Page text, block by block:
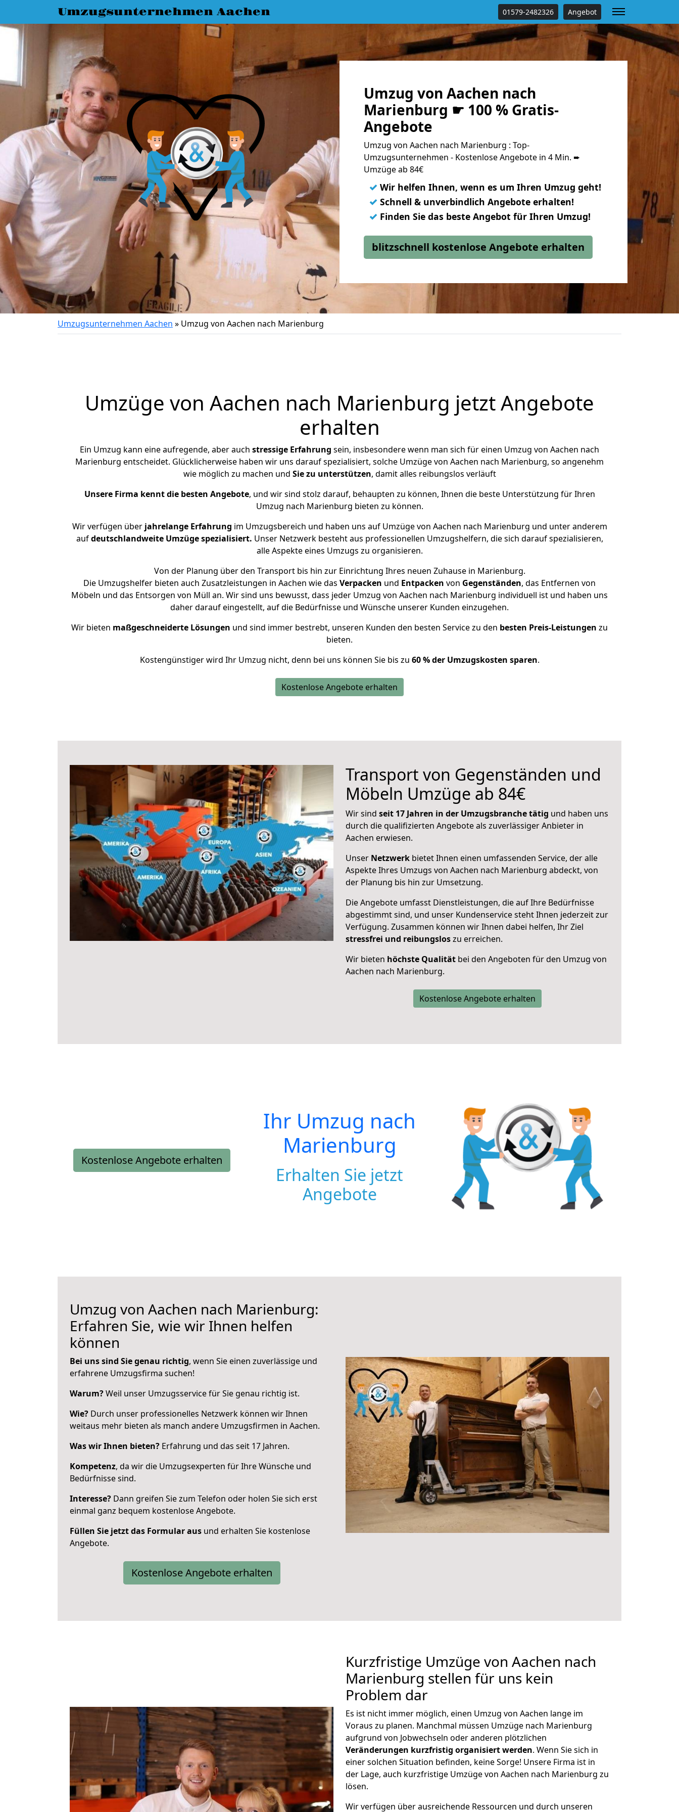
Umzugsunternehmen Aachen 01579-2482326 Angebot
Umzug von Aachen nach
Marienburg ☛ 100 % Gratis-
Angebote
Umzug von Aachen nach Marienburg : Top-
Umzugsunternehmen - Kostenlose Angebote in 4 Min. ➨
Umzüge ab 84€
✓ Wir helfen Ihnen, wenn es um Ihren Umzug geht!
✓ Schnell & unverbindlich Angebote erhalten!
✓ Finden Sie das beste Angebot für Ihren Umzug!
blitzschnell kostenlose Angebote erhalten
Umzugsunternehmen Aachen » Umzug von Aachen nach Marienburg
Umzüge von Aachen nach Marienburg jetzt Angebote
erhalten
Ein Umzug kann eine aufregende, aber auch stressige Erfahrung sein, insbesondere wenn man sich für einen Umzug von Aachen nach
Marienburg entscheidet. Glücklicherweise haben wir uns darauf spezialisiert, solche Umzüge von Aachen nach Marienburg, so angenehm
wie möglich zu machen und Sie zu unterstützen, damit alles reibungslos verläuft
Unsere Firma kennt die besten Angebote, und wir sind stolz darauf, behaupten zu können, Ihnen die beste Unterstützung für Ihren
Umzug nach Marienburg bieten zu können.
Wir verfügen überjahrelange Erfahrung im Umzugsbereich und haben uns auf Umzüge von Aachen nach Marienburg und unter anderem
aufdeutschlandweite Umzüge spezialisiert. Unser Netzwerk besteht aus professionellen Umzugshelfern, die sich darauf spezialisieren,
alle Aspekte eines Umzugs zu organisieren.
Von der Planung über den Transport bis hin zur Einrichtung Ihres neuen Zuhause in Marienburg.
Die Umzugshelfer bieten auch Zusatzleistungen in Aachen wie das Verpacken und Entpacken von Gegenständen, das Entfernen von
Möbeln und das Entsorgen von Müll an. Wir sind uns bewusst, dass jeder Umzug von Aachen nach Marienburg individuell ist und haben uns
daher darauf eingestellt, auf die Bedürfnisse und Wünsche unserer Kunden einzugehen.
Wir bieten maßgeschneiderte Lösungen und sind immer bestrebt, unseren Kunden den besten Service zu den besten Preis-Leistungen zu
bieten.
Kostengünstiger wird Ihr Umzug nicht, denn bei uns können Sie bis zu 60 % der Umzugskosten sparen.
Kostenlose Angebote erhalten
Transport von Gegenständen und
Möbeln Umzüge ab 84€
Wir sind seit 17 Jahren in der Umzugsbranche tätig und haben uns
durch die qualifizierten Angebote als zuverlässiger Anbieter in
Aachen erwiesen.
Unser Netzwerk bietet Ihnen einen umfassenden Service, der alle
Aspekte Ihres Umzugs von Aachen nach Marienburg abdeckt, von
der Planung bis hin zur Umsetzung.
Die Angebote umfasst Dienstleistungen, die auf Ihre Bedürfnisse
abgestimmt sind, und unser Kundenservice steht Ihnen jederzeit zur
Verfügung. Zusammen können wir Ihnen dabei helfen, Ihr Ziel
stressfrei und reibungsloszu erreichen.
Wir bieten höchste Qualität bei den Angeboten für den Umzug von
Aachen nach Marienburg.
Kostenlose Angebote erhalten
Kostenlose Angebote erhalten
Ihr Umzug nach
Marienburg
Erhalten Sie jetzt
Angebote
Umzug von Aachen nach Marienburg:
Erfahren Sie, wie wir Ihnen helfen
können
Bei uns sind Sie genau richtig, wenn Sie einen zuverlässige und
erfahrene Umzugsfirma suchen!
Warum?Weil unser Umzugsservice für Sie genau richtig ist.
Wie? Durch unser professionelles Netzwerk können wir Ihnen
weitaus mehr bieten als manch andere Umzugsfirmen in Aachen.
Was wir Ihnen bieten? Erfahrung und das seit 17 Jahren.
Kompetenz, da wir die Umzugsexperten für Ihre Wünsche und
Bedürfnisse sind.
Interesse? Dann greifen Sie zum Telefon oder holen Sie sich erst
einmal ganz bequem kostenlose Angebote.
Füllen Sie jetzt das Formular aus und erhalten Sie kostenlose
Angebote.
Kostenlose Angebote erhalten
Kurzfristige Umzüge von Aachen nach
Marienburg stellen für uns kein
Problem dar
Es ist nicht immer möglich, einen Umzug von Aachen lange im
Voraus zu planen. Manchmal müssen Umzüge nach Marienburg
aufgrund von Jobwechseln oder anderen plötzlichen
Veränderungen kurzfristig organisiert werden. Wenn Sie sich in
einer solchen Situation befinden, keine Sorge! Unsere Firma ist in
der Lage, auch kurzfristige Umzüge von Aachen nach Marienburg zu
lösen.
Wir verfügen über ausreichende Ressourcen und durch unseren